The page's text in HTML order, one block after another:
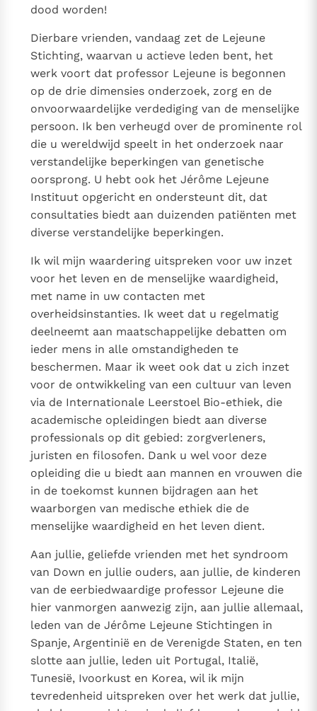
dood worden!
Dierbare vrienden, vandaag zet de Lejeune
Stichting, waarvan u actieve leden bent, het
werk voort dat professor Lejeune is begonnen
op de drie dimensies onderzoek, zorg en de
onvoorwaardelijke verdediging van de menselijke
persoon. Ik ben verheugd over de prominente rol
die u wereldwijd speelt in het onderzoek naar
verstandelijke beperkingen van genetische
oorsprong. U hebt ook het Jérôme Lejeune
Instituut opgericht en ondersteunt dit, dat
consultaties biedt aan duizenden patiënten met
diverse verstandelijke beperkingen.
Ik wil mijn waardering uitspreken voor uw inzet
voor het leven en de menselijke waardigheid,
met name in uw contacten met
overheidsinstanties. Ik weet dat u regelmatig
deelneemt aan maatschappelijke debatten om
ieder mens in alle omstandigheden te
beschermen. Maar ik weet ook dat u zich inzet
voor de ontwikkeling van een cultuur van leven
via de Internationale Leerstoel Bio-ethiek, die
academische opleidingen biedt aan diverse
professionals op dit gebied: zorgverleners,
juristen en filosofen. Dank u wel voor deze
opleiding die u biedt aan mannen en vrouwen die
in de toekomst kunnen bijdragen aan het
waarborgen van medische ethiek die de
menselijke waardigheid en het leven dient.
Aan jullie, geliefde vrienden met het syndroom
van Down en jullie ouders, aan jullie, de kinderen
van de eerbiedwaardige professor Lejeune die
hier vanmorgen aanwezig zijn, aan jullie allemaal,
leden van de Jérôme Lejeune Stichtingen in
Spanje, Argentinië en de Verenigde Staten, en ten
slotte aan jullie, leden uit Portugal, Italië,
Tunesië, Ivoorkust en Korea, wil ik mijn
tevredenheid uitspreken over het werk dat jullie,